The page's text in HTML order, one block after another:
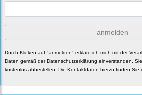
anmelden
Durch Klicken auf "anmelden" erkläre ich mich mit der
Daten gemäß der Datenschutzerklärung einverstanden.
kostenlos abbestellen. Die Kontaktdaten hierzu finden Sie